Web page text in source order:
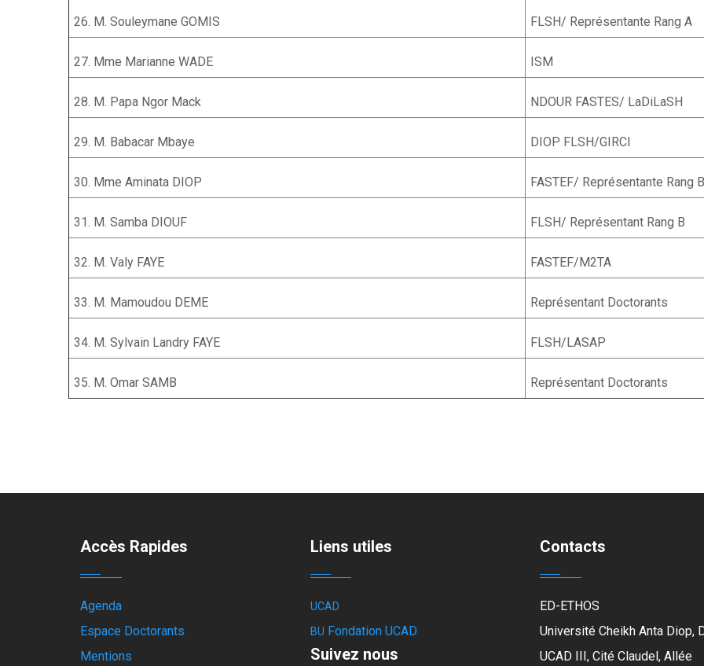
26. M. Souleymane GOMIS FLSH/ Représentante Rang A
27. Mme Marianne WADE ISM
28. M. Papa Ngor Mack NDOUR FASTES/ LaDiLaSH
29. M. Babacar Mbaye DIOP FLSH/GIRCI
30. Mme Aminata DIOP FASTEF/ Représentante Rang B
31. M. Samba DIOUF FLSH/ Représentant Rang B
32. M. Valy FAYE FASTEF/M2TA
33. M. Mamoudou DEME Représentant Doctorants
34. M. Sylvain Landry FAYE FLSH/LASAP
35. M. Omar SAMB Représentant Doctorants
Accès Rapides
Agenda
Espace Doctorants
Mentions
Liens utiles
UCAD
BU Fondation UCAD
Suivez nous
Contacts
ED-ETHOS
Université Cheikh Anta Diop,
UCAD III, Cité Claudel, Allée